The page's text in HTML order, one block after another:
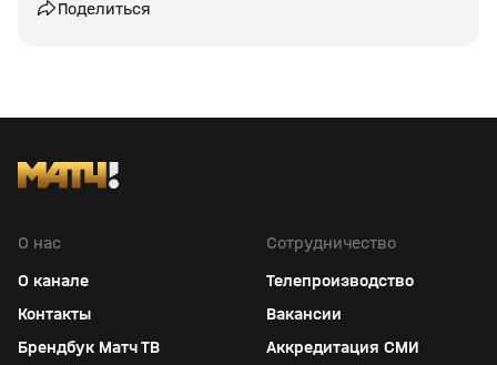
Поделиться
О нас
О канале
Контакты
Брендбук Матч ТВ
Сотрудничество
Телепроизводство
Вакансии
Аккредитация СМИ